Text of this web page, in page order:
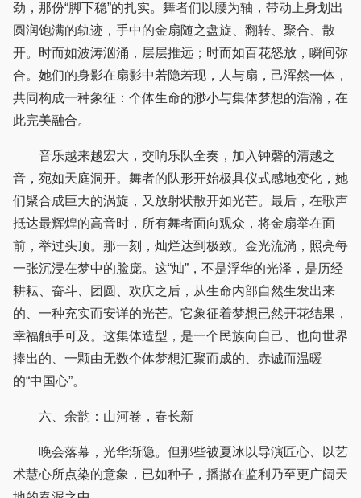
劲，那份“脚下稳”的扎实。舞者们以腰为轴，带动上身划出
圆润饱满的轨迹，手中的金扇随之盘旋、翻转、聚合、散
开。时而如波涛汹涌，层层推远；时而如百花怒放，瞬间弥
合。她们的身影在扇影中若隐若现，人与扇，己浑然一体，
共同构成一种象征：个体生命的渺小与集体梦想的浩瀚，在
此完美融合。
音乐越来越宏大，交响乐队全奏，加入钟磬的清越之
音，宛如天庭洞开。舞者的队形开始极具仪式感地变化，她
们聚合成巨大的涡旋，又放射状散开如光芒。最后，在歌声
抵达最辉煌的高音时，所有舞者面向观众，将金扇举在面
前，举过头顶。那一刻，灿烂达到极致。金光流淌，照亮每
一张沉浸在梦中的脸庞。这“灿”，不是浮华的光泽，是历经
耕耘、奋斗、团圆、欢庆之后，从生命内部自然生发出来
的、一种充实而安详的光芒。它象征着梦想已然开花结果，
幸福触手可及。这集体造型，是一个民族向自己、也向世界
捧出的、一颗由无数个体梦想汇聚而成的、赤诚而温暖
的“中国心”。
六、余韵：山河卷，春长新
晚会落幕，光华渐隐。但那些被夏冰以导演匠心、以艺
术慧心所点染的意象，已如种子，播撒在监利乃至更广阔天